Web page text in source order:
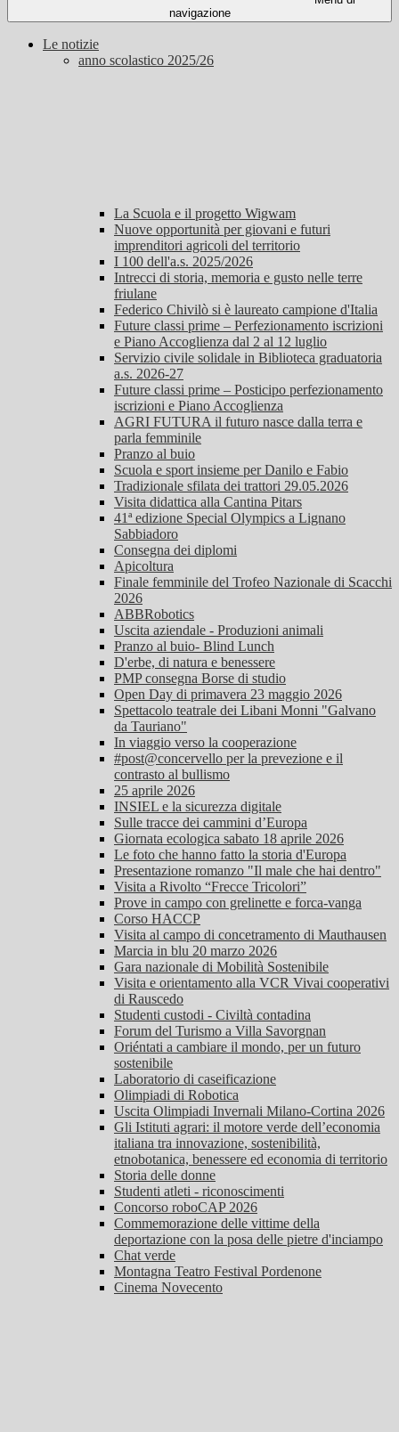
navigazione
Le notizie
anno scolastico 2025/26
La Scuola e il progetto Wigwam
Nuove opportunità per giovani e futuri
imprenditori agricoli del territorio
I 100 dell'a.s. 2025/2026
Intrecci di storia, memoria e gusto nelle terre
friulane
Federico Chivilò si è laureato campione d'Italia
Future classi prime – Perfezionamento iscrizioni
e Piano Accoglienza dal 2 al 12 luglio
Servizio civile solidale in Biblioteca graduatoria
a.s. 2026-27
Future classi prime – Posticipo perfezionamento
iscrizioni e Piano Accoglienza
AGRI FUTURA il futuro nasce dalla terra e
parla femminile
Pranzo al buio
Scuola e sport insieme per Danilo e Fabio
Tradizionale sfilata dei trattori 29.05.2026
Visita didattica alla Cantina Pitars
41ª edizione Special Olympics a Lignano
Sabbiadoro
Consegna dei diplomi
Apicoltura
Finale femminile del Trofeo Nazionale di Scacchi
2026
ABBRobotics
Uscita aziendale - Produzioni animali
Pranzo al buio- Blind Lunch
D'erbe, di natura e benessere
PMP consegna Borse di studio
Open Day di primavera 23 maggio 2026
Spettacolo teatrale dei Libani Monni "Galvano
da Tauriano"
In viaggio verso la cooperazione
#post@concervello per la prevezione e il
contrasto al bullismo
25 aprile 2026
INSIEL e la sicurezza digitale
Sulle tracce dei cammini d’Europa
Giornata ecologica sabato 18 aprile 2026
Le foto che hanno fatto la storia d'Europa
Presentazione romanzo "Il male che hai dentro"
Visita a Rivolto “Frecce Tricolori”
Prove in campo con grelinette e forca-vanga
Corso HACCP
Visita al campo di concetramento di Mauthausen
Marcia in blu 20 marzo 2026
Gara nazionale di Mobilità Sostenibile
Visita e orientamento alla VCR Vivai cooperativi
di Rauscedo
Studenti custodi - Civiltà contadina
Forum del Turismo a Villa Savorgnan
Oriéntati a cambiare il mondo, per un futuro
sostenibile
Laboratorio di caseificazione
Olimpiadi di Robotica
Uscita Olimpiadi Invernali Milano-Cortina 2026
Gli Istituti agrari: il motore verde dell’economia
italiana tra innovazione, sostenibilità,
etnobotanica, benessere ed economia di territorio
Storia delle donne
Studenti atleti - riconoscimenti
Concorso roboCAP 2026
Commemorazione delle vittime della
deportazione con la posa delle pietre d'inciampo
Chat verde
Montagna Teatro Festival Pordenone
Cinema Novecento